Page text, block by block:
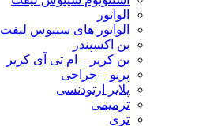
الواتور
الواتور های سینوس لیفت
بن اکسپندر
بن کریر – ام تی آی کریر
پریو – جراحی
پلایر ارتودنسی
ترمیمی
تری